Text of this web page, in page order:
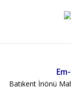
Batıkent İnönü